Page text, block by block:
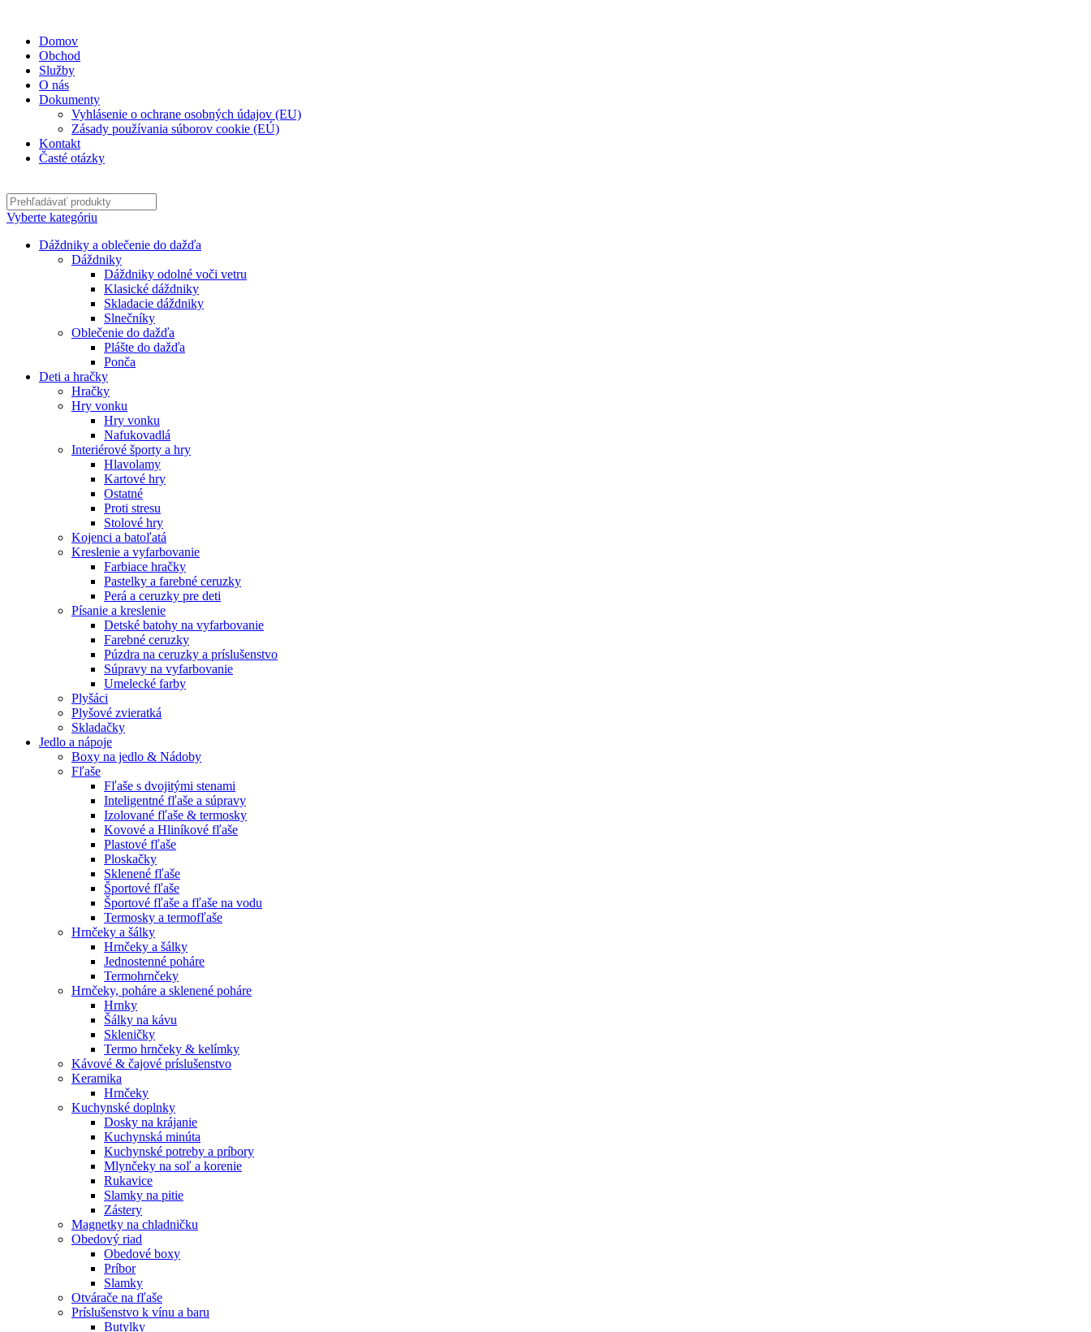
Domov
Obchod
Služby
O nás
Dokumenty
Vyhlásenie o ochrane osobných údajov (EU)
Zásady používania súborov cookie (EÚ)
Kontakt
Časté otázky
Vyberte kategóriu
Dáždniky a oblečenie do dažďa
Dáždniky
Dáždniky odolné voči vetru
Klasické dáždniky
Skladacie dáždniky
Slnečníky
Oblečenie do dažďa
Plášte do dažďa
Ponča
Deti a hračky
Hračky
Hry vonku
Hry vonku
Nafukovadlá
Interiérové športy a hry
Hlavolamy
Kartové hry
Ostatné
Proti stresu
Stolové hry
Kojenci a batoľatá
Kreslenie a vyfarbovanie
Farbiace hračky
Pastelky a farebné ceruzky
Perá a ceruzky pre deti
Písanie a kreslenie
Detské batohy na vyfarbovanie
Farebné ceruzky
Púzdra na ceruzky a príslušenstvo
Súpravy na vyfarbovanie
Umelecké farby
Plyšáci
Plyšové zvieratká
Skladačky
Jedlo a nápoje
Boxy na jedlo & Nádoby
Fľaše
Fľaše s dvojitými stenami
Inteligentné fľaše a súpravy
Izolované fľaše & termosky
Kovové a Hliníkové fľaše
Plastové fľaše
Ploskačky
Sklenené fľaše
Športové fľaše
Športové fľaše a fľaše na vodu
Termosky a termofľaše
Hrnčeky a šálky
Hrnčeky a šálky
Jednostenné poháre
Termohrnčeky
Hrnčeky, poháre a sklenené poháre
Hrnky
Šálky na kávu
Skleničky
Termo hrnčeky & kelímky
Kávové & čajové príslušenstvo
Keramika
Hrnčeky
Kuchynské doplnky
Dosky na krájanie
Kuchynská minúta
Kuchynské potreby a príbory
Mlynčeky na soľ a korenie
Rukavice
Slamky na pitie
Zástery
Magnetky na chladničku
Obedový riad
Obedové boxy
Príbor
Slamky
Otvárače na fľaše
Príslušenstvo k vínu a baru
Butylky